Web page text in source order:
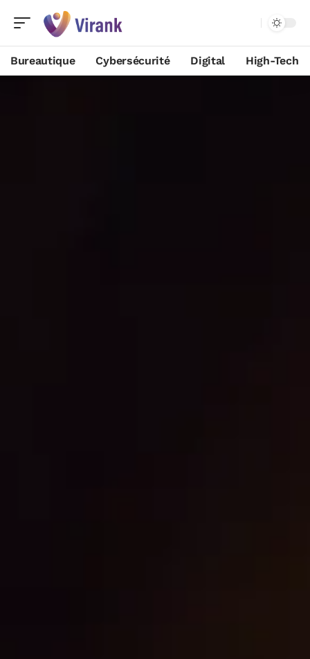
Bureautique Cybersécurité Digital High-Tech